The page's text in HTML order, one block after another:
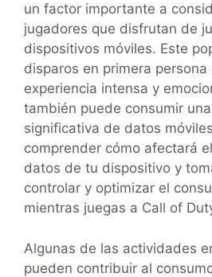
un factor importante a
jugadores que disfrutan de
dispositivos móviles. Este
disparos en primera persona
experiencia intensa y
también puede consumir
significativa de datos
comprender cómo afectará
datos de tu dispositivo y
controlar y optimizar el
mientras juegas a Call of
Algunas de las actividades
pueden contribuir al